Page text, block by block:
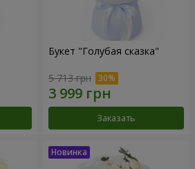
Букет "Голубая сказка"
5 713 грн
Заказать